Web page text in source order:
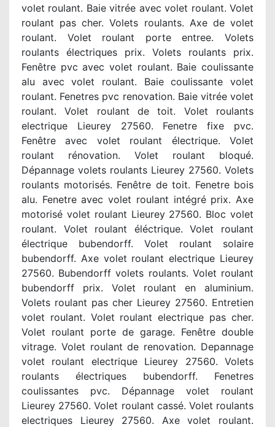
volet roulant. Baie vitrée avec volet roulant. Volet
roulant pas cher. Volets roulants. Axe de volet
roulant. Volet roulant porte entree. Volets
roulants électriques prix. Volets roulants prix.
Fenêtre pvc avec volet roulant. Baie coulissante
alu avec volet roulant. Baie coulissante volet
roulant. Fenetres pvc renovation. Baie vitrée volet
roulant. Volet roulant de toit. Volet roulants
electrique Lieurey 27560. Fenetre fixe pvc.
Fenêtre avec volet roulant électrique. Volet
roulant rénovation. Volet roulant bloqué.
Dépannage volets roulants Lieurey 27560. Volets
roulants motorisés. Fenêtre de toit. Fenetre bois
alu. Fenetre avec volet roulant intégré prix. Axe
motorisé volet roulant Lieurey 27560. Bloc volet
roulant. Volet roulant éléctrique. Volet roulant
électrique bubendorff. Volet roulant solaire
bubendorff. Axe volet roulant electrique Lieurey
27560. Bubendorff volets roulants. Volet roulant
bubendorff prix. Volet roulant en aluminium.
Volets roulant pas cher Lieurey 27560. Entretien
volet roulant. Volet roulant electrique pas cher.
Volet roulant porte de garage. Fenêtre double
vitrage. Volet roulant de renovation. Depannage
volet roulant electrique Lieurey 27560. Volets
roulants électriques bubendorff. Fenetres
coulissantes pvc. Dépannage volet roulant
Lieurey 27560. Volet roulant cassé. Volet roulants
electriques Lieurey 27560. Axe volet roulant.